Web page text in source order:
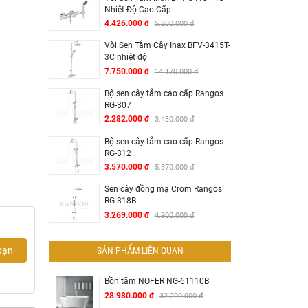
ràng
Nhiệt Độ Cao Cấp
4.426.000 đ 5.280.000 đ
Vòi Sen Tắm Cây Inax BFV-3415T-
3C nhiệt độ
7.750.000 đ 14.170.000 đ
Bộ sen cây tắm cao cấp Rangos
RG-307
2.282.000 đ 3.430.000 đ
Bộ sen cây tắm cao cấp Rangos
RG-312
3.570.000 đ 5.370.000 đ
Sen cây đồng mạ Crom Rangos
RG-318B
3.269.000 đ 4.900.000 đ
SẢN PHẨM LIÊN QUAN
Bồn tắm NOFER NG-61110B
28.980.000 đ 32.200.000 đ